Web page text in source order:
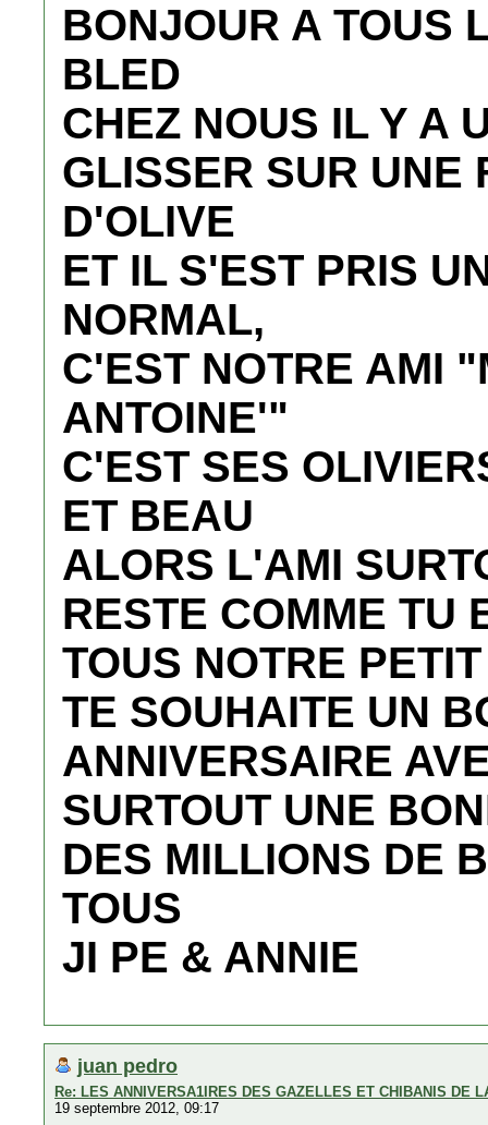
BONJOUR A TOUS
BLED
CHEZ NOUS IL Y A
GLISSER SUR UNE
D'OLIVE
ET IL S'EST PRIS
NORMAL,
C'EST NOTRE AMI
ANTOINE'"
C'EST SES
ET BEAU
ALORS L'AMI
RESTE COMME TU
TOUS NOTRE
TE SOUHAITE UN
ANNIVERSAIRE
SURTOUT UNE
DES MILLIONS DE
TOUS
JI PE & ANNIE
juan pedro
Re: LES ANNIVERSA1IRES DES GAZELLES ET CHIBANIS DE
19 septembre 2012, 09:17